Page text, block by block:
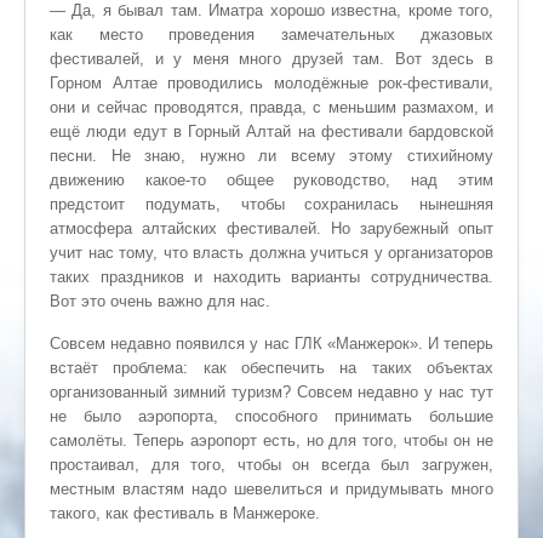
— Да, я бывал там. Иматра хорошо известна, кроме того,
как место проведения замечательных джазовых
фестивалей, и у меня много друзей там. Вот здесь в
Горном Алтае проводились молодёжные рок-фестивали,
они и сейчас проводятся, правда, с меньшим размахом, и
ещё люди едут в Горный Алтай на фестивали бардовской
песни. Не знаю, нужно ли всему этому стихийному
движению какое-то общее руководство, над этим
предстоит подумать, чтобы сохранилась нынешняя
атмосфера алтайских фестивалей. Но зарубежный опыт
учит нас тому, что власть должна учиться у организаторов
таких праздников и находить варианты сотрудничества.
Вот это очень важно для нас.
Совсем недавно появился у нас ГЛК «Манжерок». И теперь
встаёт проблема: как обеспечить на таких объектах
организованный зимний туризм? Совсем недавно у нас тут
не было аэропорта, способного принимать большие
самолёты. Теперь аэропорт есть, но для того, чтобы он не
простаивал, для того, чтобы он всегда был загружен,
местным властям надо шевелиться и придумывать много
такого, как фестиваль в Манжероке.